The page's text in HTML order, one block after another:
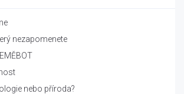
nezapomenete
nebo příroda?